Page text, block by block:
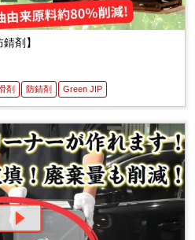
剤】
剤 防錆剤 Green JIP